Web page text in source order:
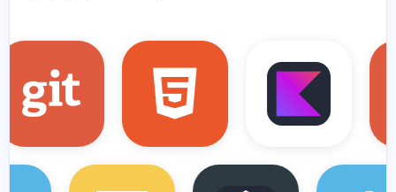
HTML Javascript
WebPack Git Docker